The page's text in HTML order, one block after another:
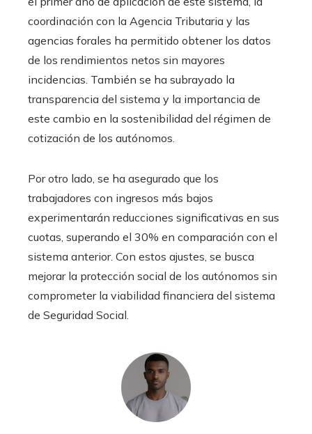
coordinación con la Agencia Tributaria y las
agencias forales ha permitido obtener los datos
de los rendimientos netos sin mayores
incidencias. También se ha subrayado la
transparencia del sistema y la importancia de
este cambio en la sostenibilidad del régimen de
cotización de los autónomos.
Por otro lado, se ha asegurado que los
trabajadores con ingresos más bajos
experimentarán reducciones significativas en sus
cuotas, superando el 30% en comparación con el
sistema anterior. Con estos ajustes, se busca
mejorar la protección social de los autónomos sin
comprometer la viabilidad financiera del sistema
de Seguridad Social.